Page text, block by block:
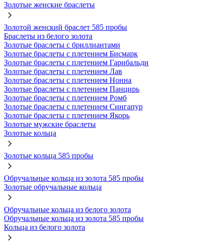
Золотые женские браслеты
Золотой женский браслет 585 пробы
Браслеты из белого золота
Золотые браслеты с бриллиантами
Золотые браслеты с плетением Бисмарк
Золотые браслеты с плетением Гарибальди
Золотые браслеты с плетением Лав
Золотые браслеты с плетением Нонна
Золотые браслеты с плетением Панцирь
Золотые браслеты с плетением Ромб
Золотые браслеты с плетением Сингапур
Золотые браслеты с плетением Якорь
Золотые мужские браслеты
Золотые кольца
Золотые кольца 585 пробы
Обручальные кольца из золота 585 пробы
Золотые обручальные кольца
Обручальные кольца из белого золота
Обручальные кольца из золота 585 пробы
Кольца из белого золота